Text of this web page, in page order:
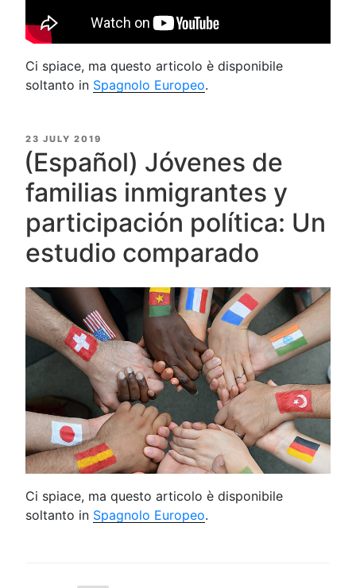
Ci spiace, ma questo articolo è disponibile
soltanto in Spagnolo Europeo.
POSTED
ON
23 JULY 2019
(Español) Jóvenes de
familias inmigrantes y
participación política: Un
estudio comparado
Ci spiace, ma questo articolo è disponibile
soltanto in Spagnolo Europeo.